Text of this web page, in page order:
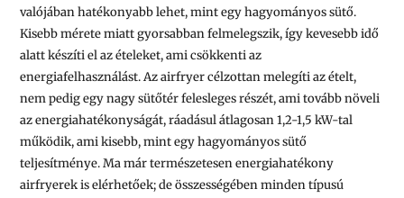
valójában hatékonyabb lehet, mint egy hagyományos sütő.
Kisebb mérete miatt gyorsabban felmelegszik, így kevesebb idő
alatt készíti el az ételeket, ami csökkenti az
energiafelhasználást. Az airfryer célzottan melegíti az ételt,
nem pedig egy nagy sütőtér felesleges részét, ami tovább növeli
az energiahatékonyságát, ráadásul átlagosan 1,2-1,5 kW-tal
működik, ami kisebb, mint egy hagyományos sütő
teljesítménye. Ma már természetesen energiahatékony
airfryerek is elérhetőek; de összességében minden típusú